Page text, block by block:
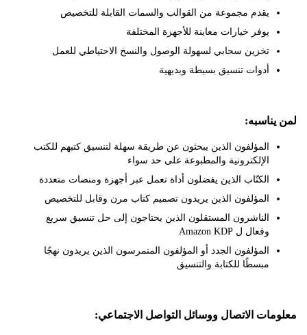
يقدم مجموعة من القوالب والسمات القابلة للتخصيص
يوفر خيارات معاينة للأجهزة المختلفة
تخزين سحابي لسهولة الوصول والنسخ الاحتياطي للعمل
أدوات تنسيق بسيطة وبديهية
المؤلفون الذين يبحثون عن طريقة سهلة لتنسيق كتبهم للكتب
الإلكترونية والمطبوعة على حد سواء
الكتّاب الذين يفضلون أداة تعمل عبر أجهزة ومنصات متعددة
المؤلفون الذين يريدون تصميم كتاب مرن وقابل للتخصيص
الناشرون المستقلون الذين يحتاجون إلى حل تنسيق سريع
وفعال ل Amazon KDP
المؤلفون الجدد أو المؤلفون المتمرسون الذين يريدون نهجًا
مبسطًا للكتابة والتنسيق
الاتصال ووسائل التواصل الاجتماعي: